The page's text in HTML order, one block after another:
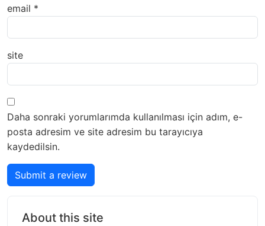
email *
site
Daha sonraki yorumlarımda kullanılması için adım, e-
posta adresim ve site adresim bu tarayıcıya
kaydedilsin.
Submit a review
About this site